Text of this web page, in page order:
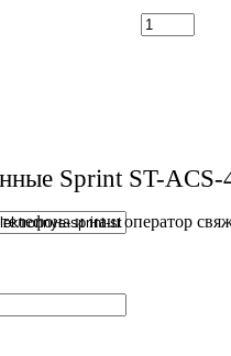
Sprint ST-ACS-
и наш оператор